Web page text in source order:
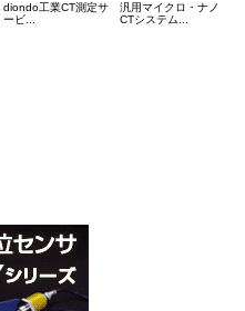
diondo工業CT測定サ
ービ...
汎用マイクロ・ナノ
CTシステム...